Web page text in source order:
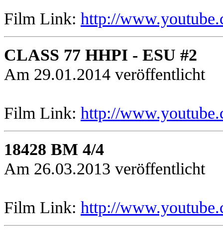
Film Link: http://
CLASS 77 HHPI - ESU #2
Am 29.01.2014 veröffentlicht
Film Link: http://
18428 BM 4/4
Am 26.03.2013 veröffentlicht
Film Link: http://